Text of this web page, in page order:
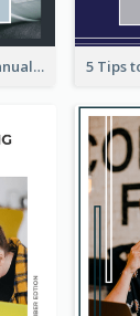
Teaching Training Manual